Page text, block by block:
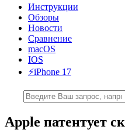
Инструкции
Обзоры
Новости
Сравнение
macOS
IOS
⚡️iPhone 17
Apple патентует